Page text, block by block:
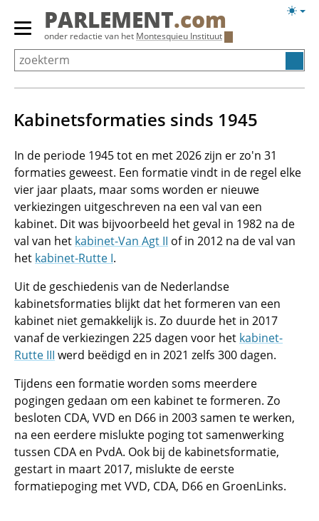
Overslaan
Primair
menu
tonen/verbergen
PARLEMENT.com
onder redactie van het Montesquieu Instituut
Kabinetsformaties sinds 1945
In de periode 1945 tot en met 2026 zijn er zo'n 31
formaties geweest. Een formatie vindt in de regel elke
vier jaar plaats, maar soms worden er nieuwe
verkiezingen uitgeschreven na een val van een
kabinet. Dit was bijvoorbeeld het geval in 1982 na de
val van het kabinet-Van Agt II of in 2012 na de val van
het kabinet-Rutte I.
Uit de geschiedenis van de Nederlandse
kabinetsformaties blijkt dat het formeren van een
kabinet niet gemakkelijk is. Zo duurde het in 2017
vanaf de verkiezingen 225 dagen voor het kabinet-
Rutte III werd beëdigd en in 2021 zelfs 300 dagen.
Tijdens een formatie worden soms meerdere
pogingen gedaan om een kabinet te formeren. Zo
besloten CDA, VVD en D66 in 2003 samen te werken,
na een eerdere mislukte poging tot samenwerking
tussen CDA en PvdA. Ook bij de kabinetsformatie,
gestart in maart 2017, mislukte de eerste
formatiepoging met VVD, CDA, D66 en GroenLinks.